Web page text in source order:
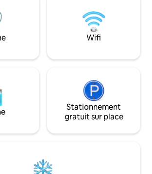
un séjour
dispose d'un
l'accès à
confortable. »
Wifi
Stationnement
gratuit sur place